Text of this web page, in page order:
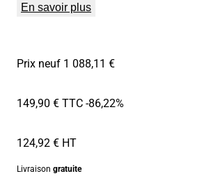
En savoir plus
Prix neuf 1 088,11 €
149,90 € TTC-86,22%
124,92 € HT
Livraison gratuite